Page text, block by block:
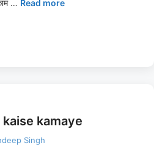
… Read more
kamaye
Singh